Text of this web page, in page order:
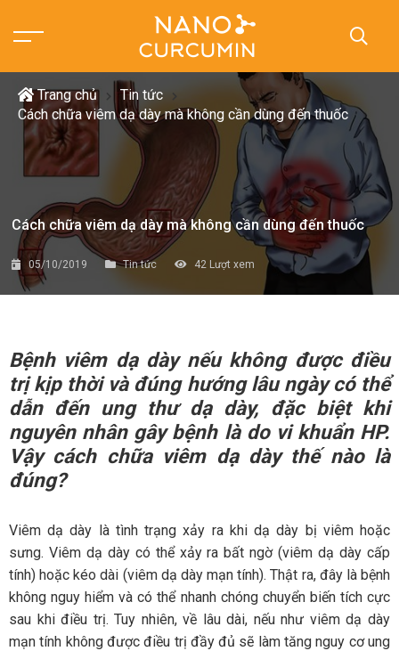
Trang chủ
Tin tức
Cách chữa viêm dạ dày mà không cần dùng đến thuốc
Cách chữa viêm dạ dày mà không cần dùng đến thuốc
05/10/2019 Tin tức 42 Lượt xem
Bệnh viêm dạ dày nếu không được điều
trị kịp thời và đúng hướng lâu ngày có thể
dẫn đến ung thư dạ dày, đặc biệt khi
nguyên nhân gây bệnh là do vi khuẩn HP.
Vậy cách chữa viêm dạ dàythế nào là
đúng?
Viêm dạ dày là tình trạng xảy ra khi dạ dày bị viêm hoặc
sưng. Viêm dạ dày có thể xảy ra bất ngờ (viêm dạ dày cấp
tính) hoặc kéo dài (viêm dạ dày mạn tính). Thật ra, đây là bệnh
không nguy hiểm và có thể nhanh chóng chuyển biến tích cực
sau khi điều trị. Tuy nhiên, về lâu dài, nếu như viêm dạ dày
mạn tính không được điều trị đầy đủ sẽ làm tăng nguy cơ ung